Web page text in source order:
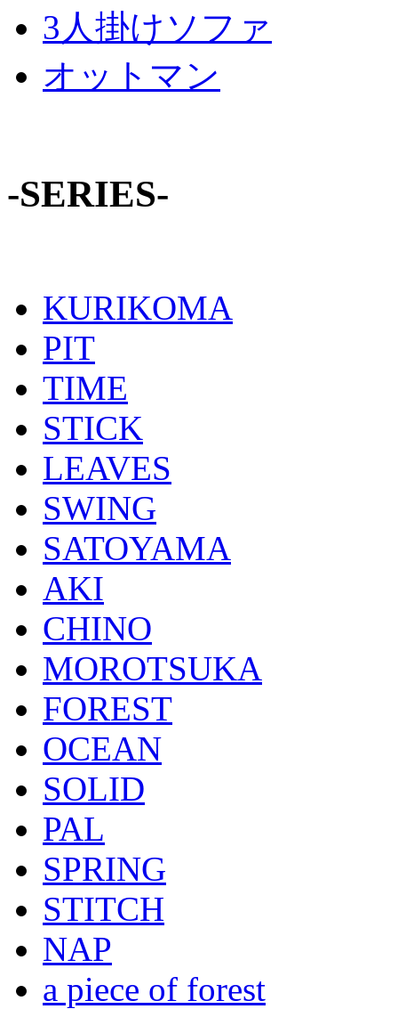
3人掛けソファ
オットマン
-SERIES-
KURIKOMA
PIT
TIME
STICK
LEAVES
SWING
SATOYAMA
AKI
CHINO
MOROTSUKA
FOREST
OCEAN
SOLID
PAL
SPRING
STITCH
NAP
a piece of forest